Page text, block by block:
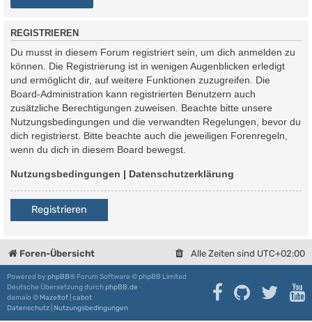
REGISTRIEREN
Du musst in diesem Forum registriert sein, um dich anmelden zu
können. Die Registrierung ist in wenigen Augenblicken erledigt
und ermöglicht dir, auf weitere Funktionen zuzugreifen. Die
Board-Administration kann registrierten Benutzern auch
zusätzliche Berechtigungen zuweisen. Beachte bitte unsere
Nutzungsbedingungen und die verwandten Regelungen, bevor du
dich registrierst. Bitte beachte auch die jeweiligen Forenregeln,
wenn du dich in diesem Board bewegst.
Nutzungsbedingungen | Datenschutzerklärung
Registrieren
Foren-Übersicht Alle Zeiten sind UTC+02:00
Powered by phpBB® Forum Software © phpBB Limited
Deutsche Übersetzung durchphpBB.de
damaïo © Mazeltof cabot
Datenschutz Nutzungsbedingungen